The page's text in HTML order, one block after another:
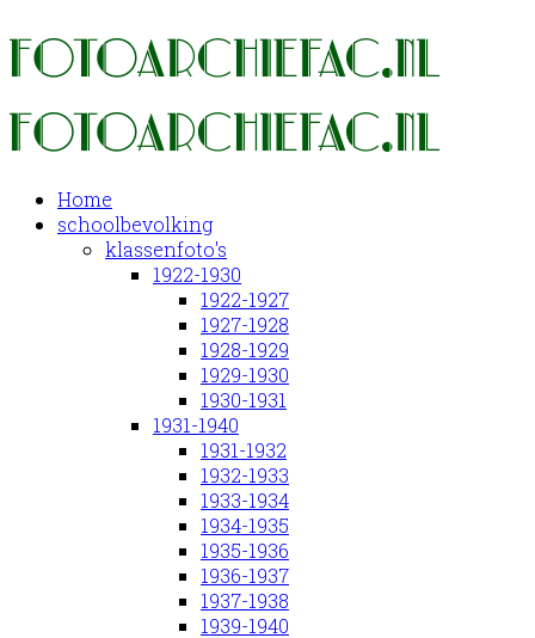
Home
schoolbevolking
klassenfoto's
1922-1930
1922-1927
1927-1928
1928-1929
1929-1930
1930-1931
1931-1940
1931-1932
1932-1933
1933-1934
1934-1935
1935-1936
1936-1937
1937-1938
1939-1940